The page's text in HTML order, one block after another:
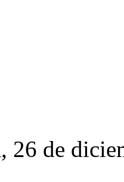
26 de